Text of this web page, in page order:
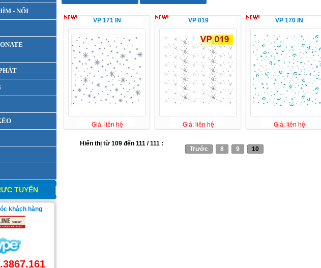
- NỔI
TUYẾN
khách hàng
VP 171 IN
Giá: liên hệ
VP 019
Giá: liên hệ
VP 170 IN
Giá: liên hệ
Hiển thị từ 109 đến 111 / 111 :
Trước 8 9 10